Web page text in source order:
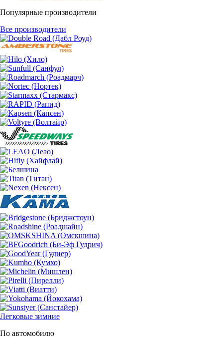
Популярные производители
Все производители
Легковые зимние
По автомобилю